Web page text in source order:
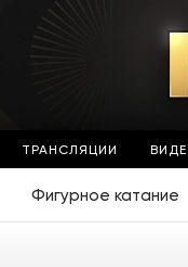
ТРАНСЛЯЦИИ
Фигурное катание